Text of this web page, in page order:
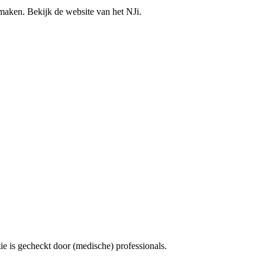
Bekijk de website van het NJi.
is gecheckt door (medische) professionals.